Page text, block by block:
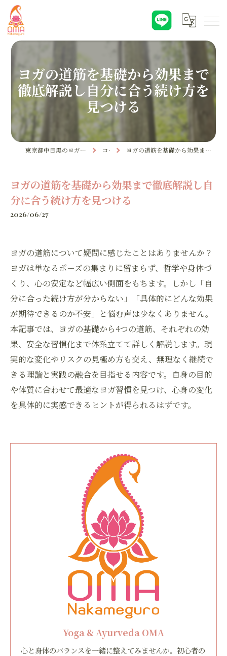
ヨガの道筋を基礎から効果まで
徹底解説し自分に合う続け方を
見つける
東京都中目黒のヨガならYoga & Ayurveda OMA コラム ヨガの道筋を基礎から効果まで徹底解説し自分に合う続け方を見つける
ヨガの道筋を基礎から効果まで徹底解説し自
分に合う続け方を見つける
2026/06/27
ヨガの道筋について疑問に感じたことはありませんか？
ヨガは単なるポーズの集まりに留まらず、哲学や身体づ
くり、心の安定など幅広い側面をもちます。しかし「自
分に合った続け方が分からない」「具体的にどんな効果
が期待できるのか不安」と悩む声は少なくありません。
本記事では、ヨガの基礎から4つの道筋、それぞれの効
果、安全な習慣化まで体系立てて詳しく解説します。現
実的な変化やリスクの見極め方も交え、無理なく継続で
きる理論と実践の融合を目指せる内容です。自身の目的
や体質に合わせて最適なヨガ習慣を見つけ、心身の変化
を具体的に実感できるヒントが得られるはずです。
Yoga & Ayurveda OMA
心と身体のバランスを一緒に整えてみませんか。初心者の